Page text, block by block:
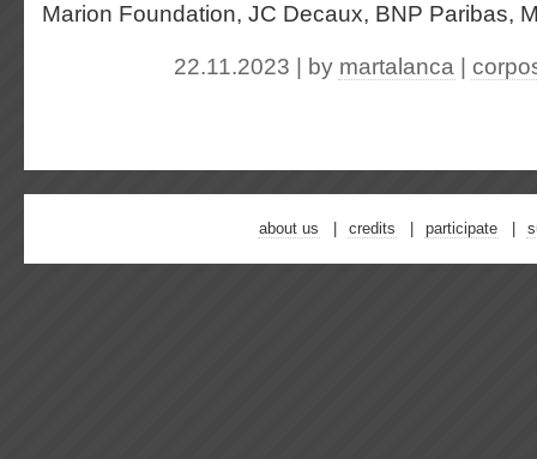
Marion Foundation, JC Decaux, BNP Paribas,
22.11.2023 | by martalanca
about us credits participate